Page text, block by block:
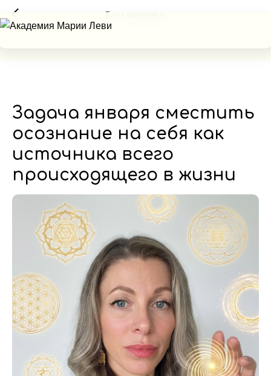
Задача января сместить
осознание на себя как
источника всего
происходящего в жизни